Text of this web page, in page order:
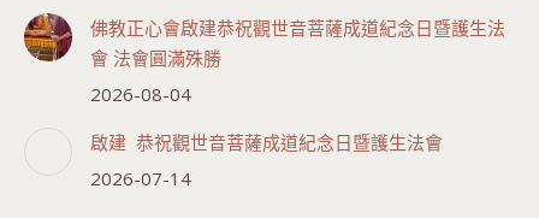
佛教正心會啟建恭祝觀世音菩薩成道紀念日暨護生法
會 法會圓滿殊勝
2026-08-04
啟建 恭祝觀世音菩薩成道紀念日暨護生法會
2026-07-14